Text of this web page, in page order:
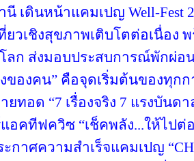
เดินหน้าแคมเปญ Well-Fest
ยวเชิงสุขภาพเติบโตต่อเนื่อง
ลก ส่งมอบประสบการณ์พักผ่อ
งของคน” คือจุดเริ่มต้นของทุก
ยทอด “7 เรื่องจริง 7 แรงบันด
อคทีฟควิซ “เช็คพลัง...ให้ไปต่
ะกาศความสำเร็จแคมเปญ